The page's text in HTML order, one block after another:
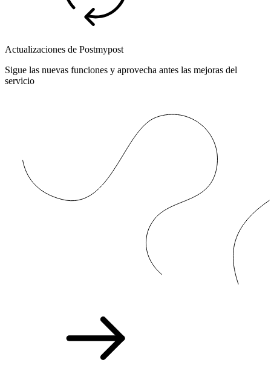
Actualizaciones de Postmypost
Sigue las nuevas funciones y aprovecha antes las mejoras del
servicio